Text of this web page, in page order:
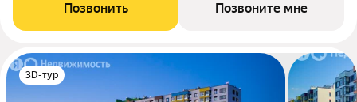
Позвонить Позвоните мне
3D-тур